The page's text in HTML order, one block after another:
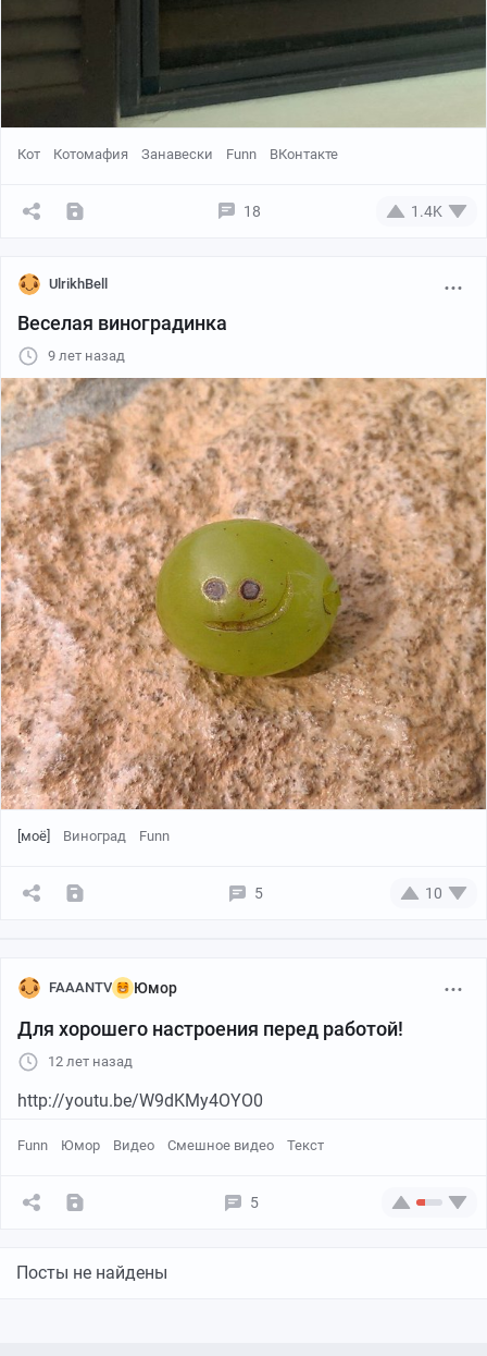
Кот Котомафия Занавески Funn ВКонтакте
18 1.4K
UlrikhBell
Веселая виноградинка
9 лет назад
[моё] Виноград Funn
5 10
FAAANTV Юмор
Для хорошего настроения перед работой!
12 лет назад
http://youtu.be/W9dKMy4OYO0
Funn Юмор Видео Смешное видео Текст
5
Посты не найдены